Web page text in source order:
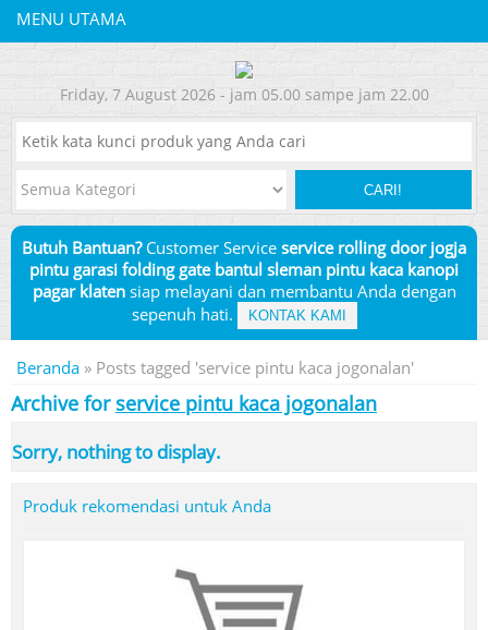
MENU UTAMA
Friday, 7 August 2026 - jam 05.00 sampe jam 22.00
CARI!
Butuh Bantuan?Customer Service service rolling door jogja
pintu garasi folding gate bantul sleman pintu kaca kanopi
pagar klaten siap melayani dan membantu Anda dengan
sepenuh hati.
KONTAK KAMI
Beranda » Posts tagged 'service pintu kaca jogonalan'
Archive for service pintu kaca jogonalan
Sorry, nothing to display.
Produk rekomendasi untuk Anda